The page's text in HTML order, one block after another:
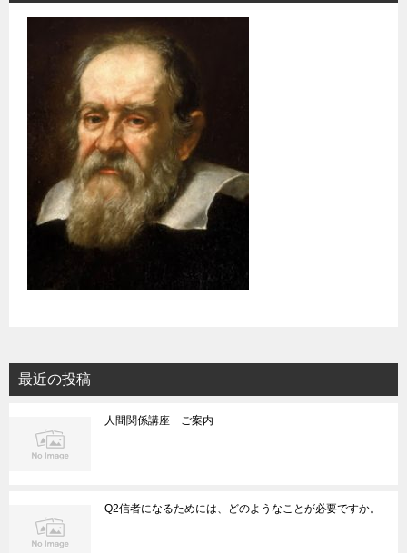
最近の投稿
人間関係講座 ご案内
Q2信者になるためには、どのようなことが必要ですか。